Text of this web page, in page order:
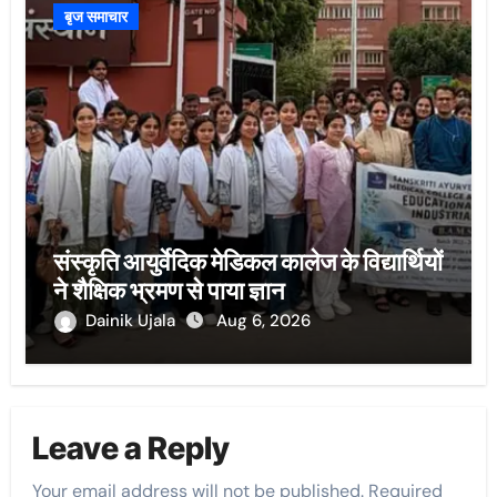
बृज समाचार
संस्कृति आयुर्वेदिक मेडिकल कालेज के विद्यार्थियों
ने शैक्षिक भ्रमण से पाया ज्ञान
Dainik Ujala Aug 6, 2026
Leave a Reply
Your email address will not be published. Required